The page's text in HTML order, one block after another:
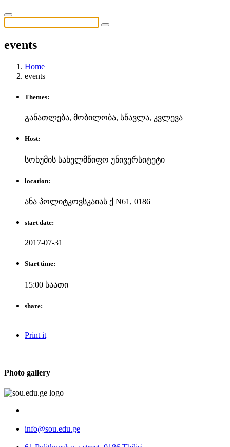
events
Home
events
Themes:
განათლება, მობილობა, სწავლა, კვლევა
Host:
სოხუმის სახელმწიფო უნივერსიტეტი
location:
ანა პოლიტკოვსკაიას ქ N61, 0186
start date:
2017-07-31
Start time:
15:00 საათი
share:
Print it
Photo gallery
info@sou.edu.ge